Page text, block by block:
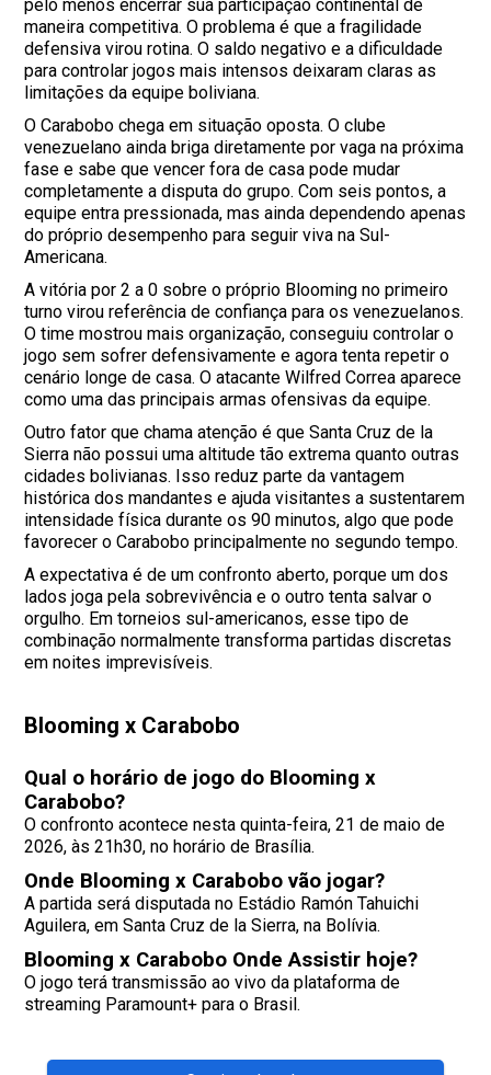
pelo menos encerrar sua participação continental de
maneira competitiva. O problema é que a fragilidade
defensiva virou rotina. O saldo negativo e a dificuldade
para controlar jogos mais intensos deixaram claras as
limitações da equipe boliviana.
O Carabobo chega em situação oposta. O clube
venezuelano ainda briga diretamente por vaga na próxima
fase e sabe que vencer fora de casa pode mudar
completamente a disputa do grupo. Com seis pontos, a
equipe entra pressionada, mas ainda dependendo apenas
do próprio desempenho para seguir viva na Sul-
Americana.
A vitória por 2 a 0 sobre o próprio Blooming no primeiro
turno virou referência de confiança para os venezuelanos.
O time mostrou mais organização, conseguiu controlar o
jogo sem sofrer defensivamente e agora tenta repetir o
cenário longe de casa. O atacante Wilfred Correa aparece
como uma das principais armas ofensivas da equipe.
Outro fator que chama atenção é que Santa Cruz de la
Sierra não possui uma altitude tão extrema quanto outras
cidades bolivianas. Isso reduz parte da vantagem
histórica dos mandantes e ajuda visitantes a sustentarem
intensidade física durante os 90 minutos, algo que pode
favorecer o Carabobo principalmente no segundo tempo.
A expectativa é de um confronto aberto, porque um dos
lados joga pela sobrevivência e o outro tenta salvar o
orgulho. Em torneios sul-americanos, esse tipo de
combinação normalmente transforma partidas discretas
em noites imprevisíveis.
Blooming x Carabobo
Qual o horário de jogo do Blooming x
Carabobo?
O confronto acontece nesta quinta-feira, 21 de maio de
2026, às 21h30, no horário de Brasília.
Onde Blooming x Carabobo vão jogar?
A partida será disputada no Estádio Ramón Tahuichi
Aguilera, em Santa Cruz de la Sierra, na Bolívia.
Blooming x Carabobo Onde Assistir hoje?
O jogo terá transmissão ao vivo da plataforma de
streaming Paramount+ para o Brasil.